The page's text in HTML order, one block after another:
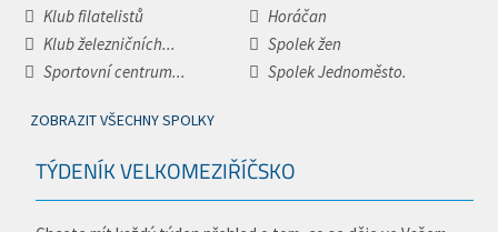
Klub filatelistů
Horáčan
Klub železničních...
Spolek žen
Sportovní centrum...
Spolek Jednoměsto.
ZOBRAZIT VŠECHNY SPOLKY
TÝDENÍK VELKOMEZIŘÍČSKO